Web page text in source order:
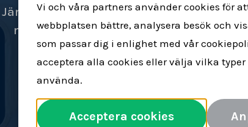
Jämför & hitta rätt
mäklare för dig
Sälj din bostad
snabbt & tryggt
Vi och våra partners använder cookies för
webbplatsen bättre, analysera besök och
som passar dig i enlighet med vår
acceptera alla cookies eller välja vilka typer
använda.
Acceptera cookies